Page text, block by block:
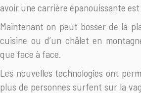
avoir une carrière épanouissante
Maintenant on peut bosser de la
cuisine ou d’un châlet en
que face à face.
Les nouvelles technologies ont
plus de personnes surfent sur la